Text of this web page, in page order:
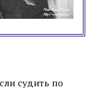
судить по